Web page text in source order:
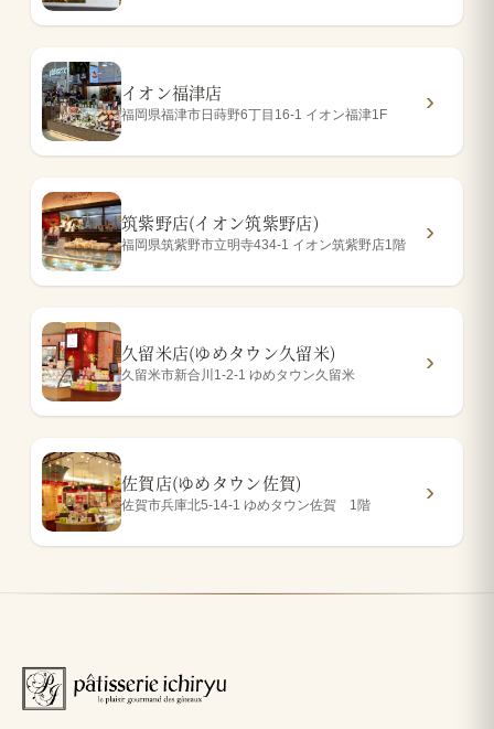
イオン福津店
福岡県福津市日蒔野6丁目16-1 イオン福津1F
筑紫野店(イオン筑紫野店)
福岡県筑紫野市立明寺434-1 イオン筑紫野店1階
久留米店(ゆめタウン久留米)
久留米市新合川1-2-1 ゆめタウン久留米
佐賀店(ゆめタウン佐賀)
佐賀市兵庫北5-14-1 ゆめタウン佐賀 1階